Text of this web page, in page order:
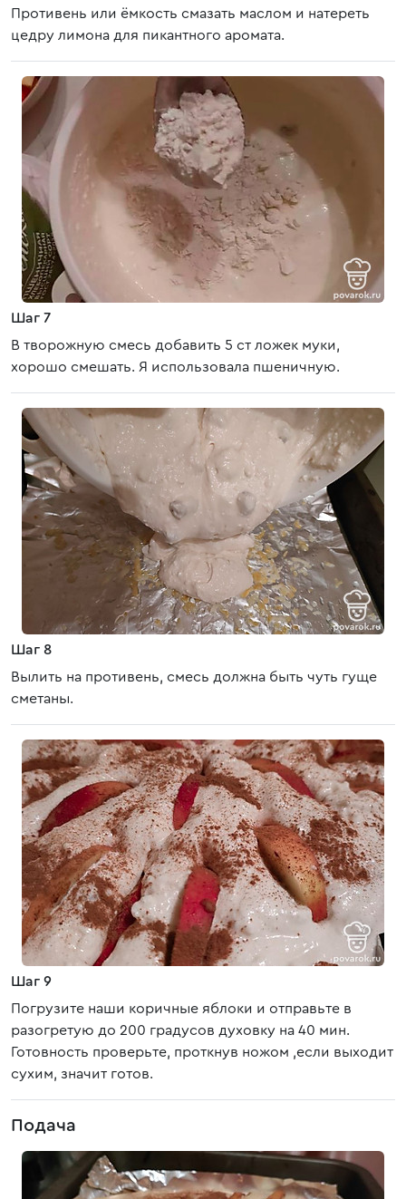
Противень или ёмкость смазать маслом и натереть
цедру лимона для пикантного аромата.
Шаг 7
В творожную смесь добавить 5 ст ложек муки,
хорошо смешать. Я использовала пшеничную.
Шаг 8
Вылить на противень, смесь должна быть чуть гуще
сметаны.
Шаг 9
Погрузите наши коричные яблоки и отправьте в
разогретую до 200 градусов духовку на 40 мин.
Готовность проверьте, проткнув ножом ,если выходит
сухим, значит готов.
Подача